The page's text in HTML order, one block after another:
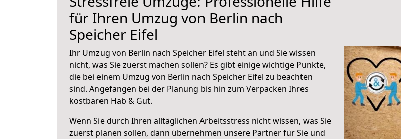
für Ihren Umzug von Berlin nach
Speicher Eifel
Ihr Umzug von Berlin nach Speicher Eifel steht an und Sie wissen
nicht, was Sie zuerst machen sollen? Es gibt einige wichtige Punkte,
die bei einem Umzug von Berlin nach Speicher Eifel zu beachten
sind. Angefangen bei der Planung bis hin zum Verpacken Ihres
kostbaren Hab & Gut.
Wenn Sie durch Ihren alltäglichen Arbeitsstress nicht wissen, was Sie
zuerst planen sollen, dann übernehmen unsere Partner für Sie und